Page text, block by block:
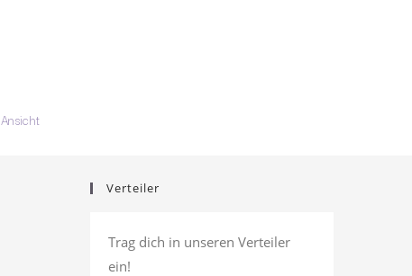
Ansichtausdrucken
Verteiler
Trag dich in unseren Verteiler
ein!